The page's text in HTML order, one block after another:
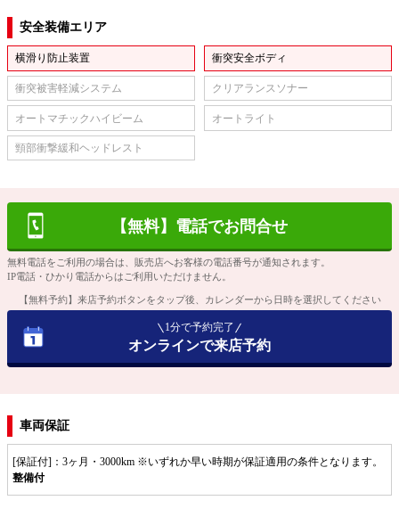
安全装備エリア
横滑り防止装置 衝突安全ボディ
衝突被害軽減システム クリアランスソナー
オートマチックハイビーム オートライト
頸部衝撃緩和ヘッドレスト
【無料】電話でお問合せ
無料電話をご利用の場合は、販売店へお客様の電話番号が通知されます。
IP電話・ひかり電話からはご利用いただけません。
【無料予約】来店予約ボタンをタップ後、カレンダーから日時を選択してください
1分で予約完了
オンラインで来店予約
車両保証
[保証付]：3ヶ月・3000km ※いずれか早い時期が保証適用の条件となります。
整備付